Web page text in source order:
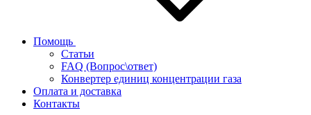
Помощь
Статьи
FAQ (Вопрос\ответ)
Конвертер единиц концентрации газа
Оплата и доставка
Контакты